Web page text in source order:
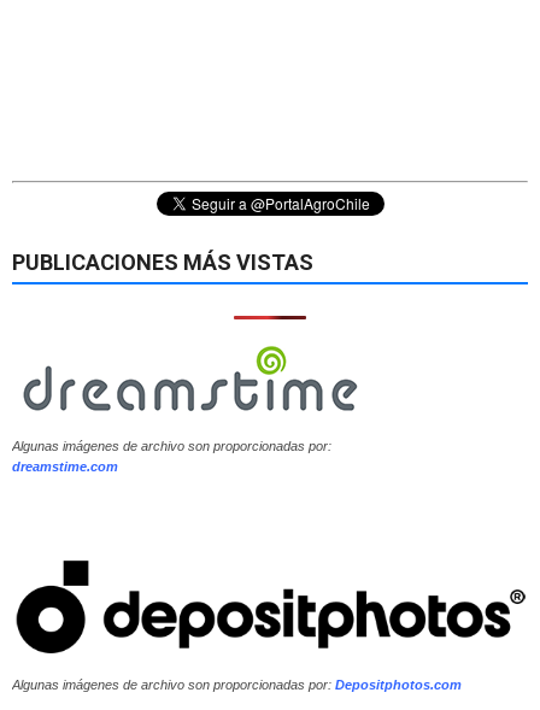
PUBLICACIONES MÁS VISTAS
Algunas imágenes de archivo son proporcionadas por:
dreamstime.com
Algunas imágenes de archivo son proporcionadas por: Depositphotos.com